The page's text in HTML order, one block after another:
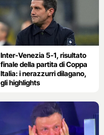
Inter-Venezia 5-1, risultato
finale della partita di Coppa
Italia: i nerazzurri dilagano,
gli highlights